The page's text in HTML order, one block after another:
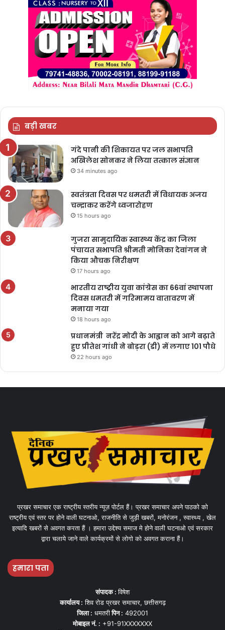
बड़ी खबर
गंदे पानी की शिकायत पर जल सभापति
अखिलेश सोनकर ने लिया तत्काल संज्ञान
34 minutes ago
स्वतंत्रता दिवस पर धमतरी में विधायक अजय
चन्द्राकर करेंगे ध्वजारोहण
15 hours ago
गुजरा सामुदायिक स्वास्थ्य केंद्र का जिला
पंचायत सभापति श्रीमती मोनिका देवांगन ने
किया औचक निरीक्षण
17 hours ago
भारतीय राष्ट्रीय युवा कांग्रेस का 66वां स्थापना
दिवस धमतरी में गरिमामय वातावरण में
मनाया गया
18 hours ago
प्रधानमंत्री नरेंद्र मोदी के आह्वान को आगे बढ़ाते
हुए प्रीतेश गांधी ने बोड़रा (डी) में लगाए 101 पौधे
22 hours ago
प्रखर समाचार एक राष्ट्रीय स्तरीय न्यूज़ पोर्टल हैं। प्रखर समाचार अपने पाठको को
राष्ट्रीय एवं स्तर पर होने वाली घटनाओ, राजनीति से जुड़ी खबरों, मनोरंजन , स्वास्थ्य , खेल
इत्यादि खबरों से अवगत करता हैं । हमारा उद्देश्य समाज मे होने वाली घटनाओ एवं सरकार
द्वारा चलाये जाने वाले कार्यक्रमों से लोगो को अवगत कराना हैं।
हमारा पता
संपादक :विषेश
कार्यालय : शिव रोड प्रखर समाचार, छत्तीसगढ़
जिला : धमतरीपिन : 492001
मोबाइल नं. : +91-91XXXXXXX